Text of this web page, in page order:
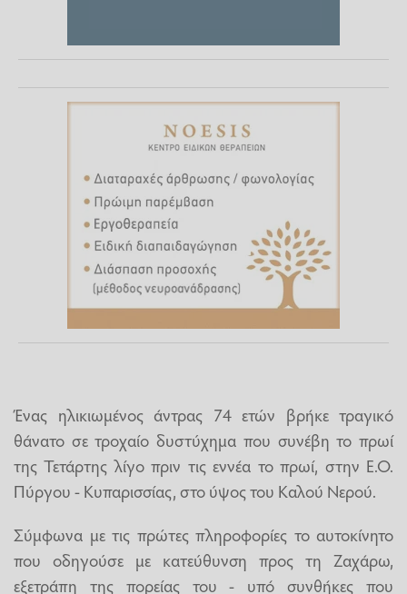
Ένας ηλικιωμένος άντρας 74 ετών βρήκε τραγικό
θάνατο σε τροχαίο δυστύχημα που συνέβη το πρωί
της Τετάρτης λίγο πριν τις εννέα το πρωί, στην Ε.Ο.
Πύργου - Κυπαρισσίας, στο ύψος του Καλού Νερού.
Σύμφωνα με τις πρώτες πληροφορίες το αυτοκίνητο
που οδηγούσε με κατεύθυνση προς τη Ζαχάρω,
εξετράπη της πορείας του - υπό συνθήκες που